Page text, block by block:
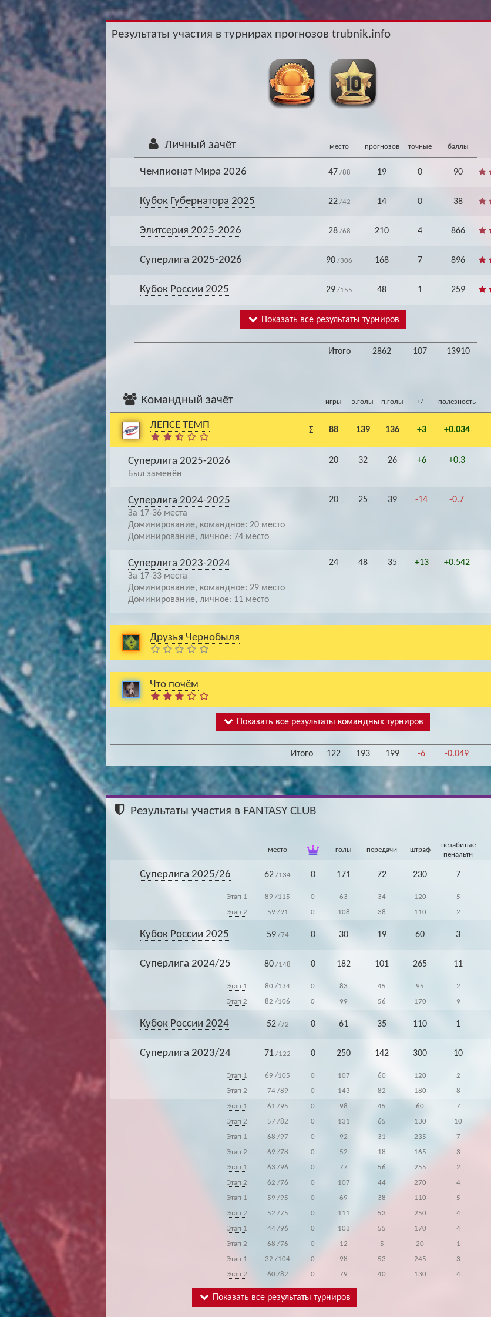
Результаты участия в турнирах прогнозов trubnik.info
Личный зачёт место прогнозов точные баллы
Чемпионат Мира 2026 47 /88 19 0 90
Кубок Губернатора 2025 22/42 14 0 38
Элитсерия 2025-2026 28/68 210 4 866
Суперлига 2025-2026 90 /306 168 7 896
Кубок России 2025 29 /155 48 1 259
Показать все результаты турниров
Итого 2862 107 13910
Командный зачёт игры з.голы п.голы +/- полезность
ЛЕПСЕ ТЕМП Σ 88 139 136 +3 +0.034
Суперлига 2025-2026
Был заменён
20 32 26 +6 +0.3
Суперлига 2024-2025
За 17-36 места
Доминирование, командное: 20 место
Доминирование, личное: 74 место
20 25 39 -14 -0.7
Суперлига 2023-2024
За 17-33 места
Доминирование, командное: 29 место
Доминирование, личное: 11 место
24 48 35 +13 +0.542
Друзья Чернобыля
Что почём
Показать все результаты командных турниров
Итого 122 193 199 -6 -0.049
Результаты участия в FANTASY CLUB
место голы передачи штраф
незабитые
пенальти
Суперлига 2025/26 62 /134 0 171 72 230 7
Этап 1 89 /115 0 63 34 120 5
Этап 2
59 /91 0 108 38 110 2
Кубок России 2025 59/74 0 30 19 60 3
Суперлига 2024/25 80 /148 0 182 101 265 11
Этап 1 80 /134 0 83 45 95 2
Этап 2
82 /106 0 99 56 170 9
Кубок России 2024 52/72 0 61 35 110 1
Суперлига 2023/24 71 /122 0 250 142 300 10
Этап 1 69 /105 0 107 60 120 2
Этап 2
74/89 0 143 82 180 8
Этап 1
61 /95 0 98 45 60 7
Этап 2
57 /82 0 131 65 130 10
Этап 1
68 /97 0 92 31 235 7
Этап 2
69 /78 0 52 18 165 3
Этап 1
63 /96 0 77 56 255 2
Этап 2
62 /76 0 107 44 270 4
Этап 1
59 /95 0 69 38 110 5
Этап 2
52 /75 0 111 53 250 4
Этап 1
44/96 0 103 55 170 4
Этап 2
68 /76 0 12 5 20 1
Этап 1
32 /104 0 98 53 245 3
Этап 2
60 /82 0 79 40 130 4
Показать все результаты турниров